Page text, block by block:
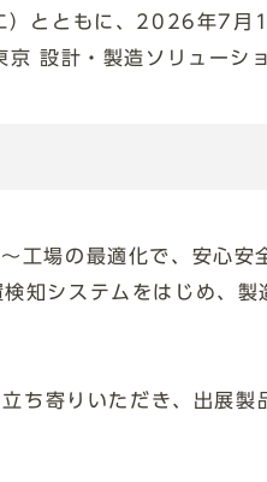
）とともに、2026年7月
設計・製造ソリューシ
工場の最適化で、安心安
知システムをはじめ、製
寄りいただき、出展製